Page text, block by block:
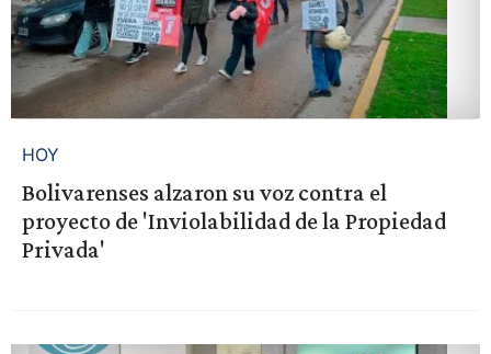
HOY
Bolivarenses alzaron su voz contra el
proyecto de 'Inviolabilidad de la Propiedad
Privada'